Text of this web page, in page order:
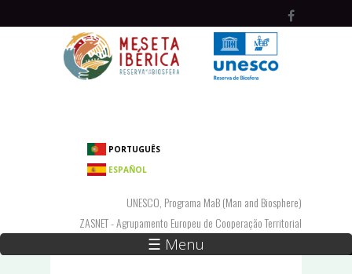
PORTUGUÊS
ESPAÑOL
UNESCO, Programa MaB (Man and Biosphere)
ZASNET - Agrupamento Europeu de Cooperação Territorial
☰ Menu